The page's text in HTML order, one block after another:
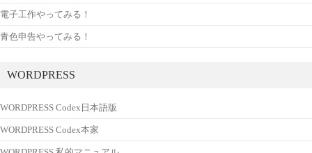
電子工作やってみる！
青色申告やってみる！
WORDPRESS
WORDPRESS Codex日本語版
WORDPRESS Codex本家